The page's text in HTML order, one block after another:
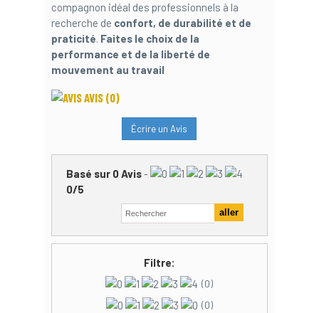
compagnon idéal des professionnels à la
recherche de confort, de durabilité et de
praticité Faites le choix de la
performance et de la liberté de
mouvement au travail
AVIS (0)
Écrire un Avis
Basé sur 0Avis-
0/5
Filtre:
(0)
(0)